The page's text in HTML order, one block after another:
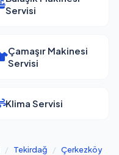
Servisi
Çamaşır Makinesi
Servisi
Klima Servisi
/ Tekirdağ / Çerkezköy